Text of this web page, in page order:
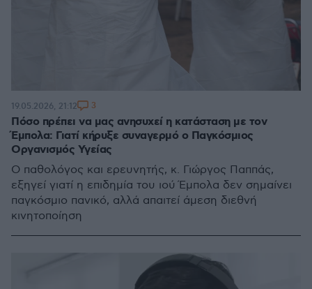
Πόσο πρέπει να μας ανησυχεί η κατάσταση με τον
Έμπολα: Γιατί κήρυξε συναγερμό ο Παγκόσμιος
Οργανισμός Υγείας
Ο παθολόγος και ερευνητής, κ. Γιώργος Παππάς,
εξηγεί γιατί η επιδημία του ιού Έμπολα δεν σημαίνει
παγκόσμιο πανικό, αλλά απαιτεί άμεση διεθνή
κινητοποίηση
19.05.2026, 21:12 3